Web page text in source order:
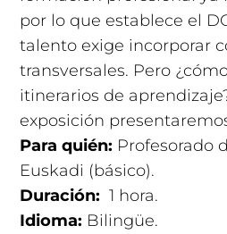
por lo que establece el
talento exige incorporar
transversales. Pero
itinerarios de
exposición
Para quién: Profesorado
Euskadi (básico).
Duración: 1 hora.
Idioma: Bilingüe.